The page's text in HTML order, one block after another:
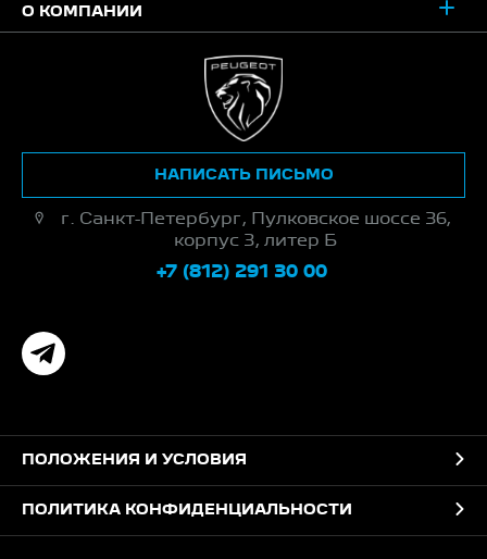
О КОМПАНИИ
г. Санкт-Петербург, Пулковское шоссе 36,
корпус 3, литер Б
+7 (812) 291 30 00
НАПИСАТЬ ПИСЬМО
ПОЛОЖЕНИЯ И УСЛОВИЯ
ПОЛИТИКА КОНФИДЕНЦИАЛЬНОСТИ